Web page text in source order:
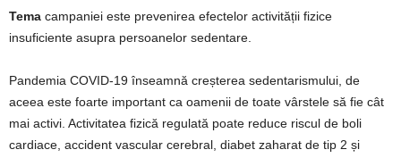
Tema campaniei este prevenirea efectelor activității fizice
insuficiente asupra persoanelor sedentare.
Pandemia COVID-19 înseamnă creșterea sedentarismului, de
aceea este foarte important ca oamenii de toate vârstele să fie cât
mai activi. Activitatea fizică regulată poate reduce riscul de boli
cardiace, accident vascular cerebral, diabet zaharat de tip 2 și